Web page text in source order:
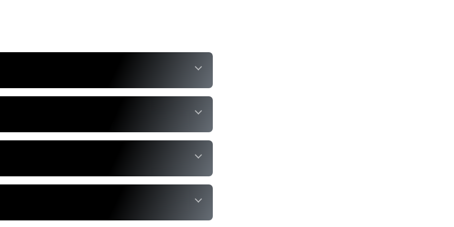
organisatie je aan? Stuur ons dan jouw
uit voor een kennismaking op ons kantoor!
je graag uit voor een tweede gesprek!
Dan doen wij je graag een voorstel. Welkom